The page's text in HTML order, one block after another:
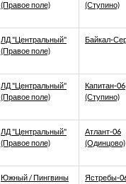
(Правое поле)
(Ступино)
ЛД "Центральный"
(Правое поле)
Байкал-
ЛД "Центральный"
(Правое поле)
Капитан-06
(Ступино)
ЛД "Центральный"
(Правое поле)
Атлант-06
(Одинцово)
Южный / Пингвины Ястребы-